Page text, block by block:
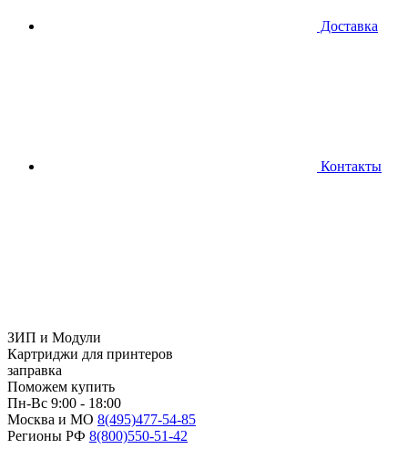
Доставка
Контакты
ЗИП и Модули
Картриджи для принтеров
заправка
Поможем купить
Пн-Вс 9:00 - 18:00
Москва и МО 8(495)477-54-85
Регионы РФ 8(800)550-51-42